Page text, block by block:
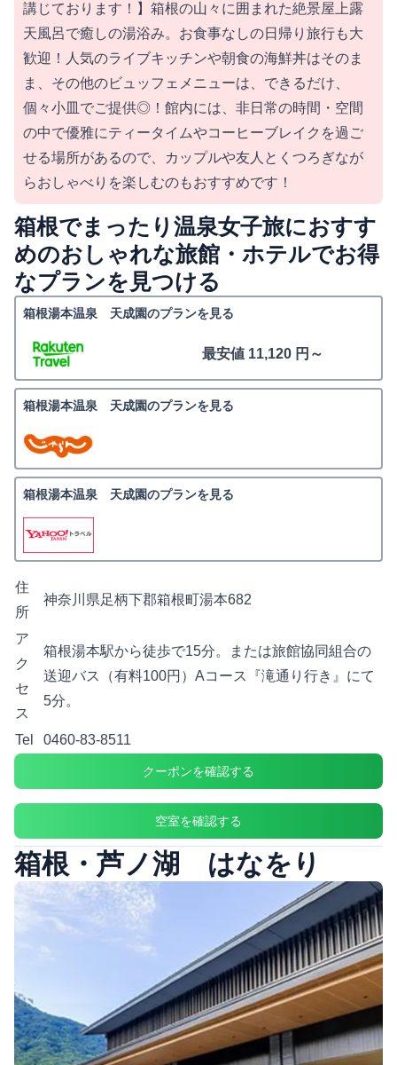
講じております！】箱根の山々に囲まれた絶景屋上露
天風呂で癒しの湯浴み。お食事なしの日帰り旅行も大
歓迎！人気のライブキッチンや朝食の海鮮丼はそのま
ま、その他のビュッフェメニューは、できるだけ、
個々小皿でご提供◎！館内には、非日常の時間・空間
の中で優雅にティータイムやコーヒーブレイクを過ご
せる場所があるので、カップルや友人とくつろぎなが
らおしゃべりを楽しむのもおすすめです！
箱根でまったり温泉女子旅におすす
めのおしゃれな旅館・ホテルでお得
なプランを見つける
箱根湯本温泉 天成園のプランを見る
最安値 11,120 円～
箱根湯本温泉 天成園のプランを見る
箱根湯本温泉 天成園のプランを見る
住
所
神奈川県足柄下郡箱根町湯本682
ア
ク
セ
ス
箱根湯本駅から徒歩で15分。または旅館協同組合の
送迎バス（有料100円）Aコース『滝通り行き』にて
5分。
Tel 0460-83-8511
クーポンを確認する
空室を確認する
箱根・芦ノ湖 はなをり